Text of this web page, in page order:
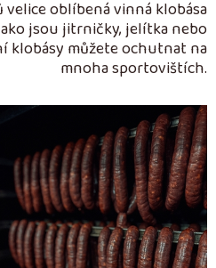
oblíbená vinná klobása
jsou jitrničky, jelítka nebo
klobásy můžete ochutnat na
mnoha sportovištích.